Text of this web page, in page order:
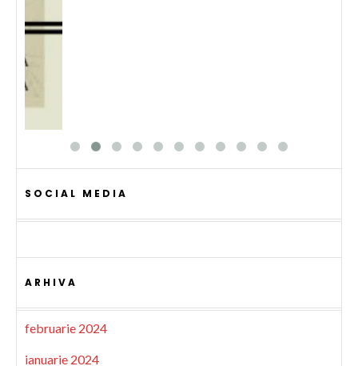
SOCIAL MEDIA
ARHIVA
februarie 2024
ianuarie 2024